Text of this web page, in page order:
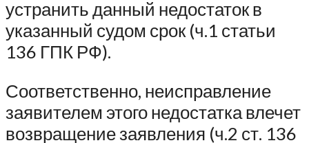
устранить данный недостаток в
указанный судом срок (ч.1 статьи
136 ГПК РФ).
Соответственно, неисправление
заявителем этого недостатка влечет
возвращение заявления (ч.2 ст. 136